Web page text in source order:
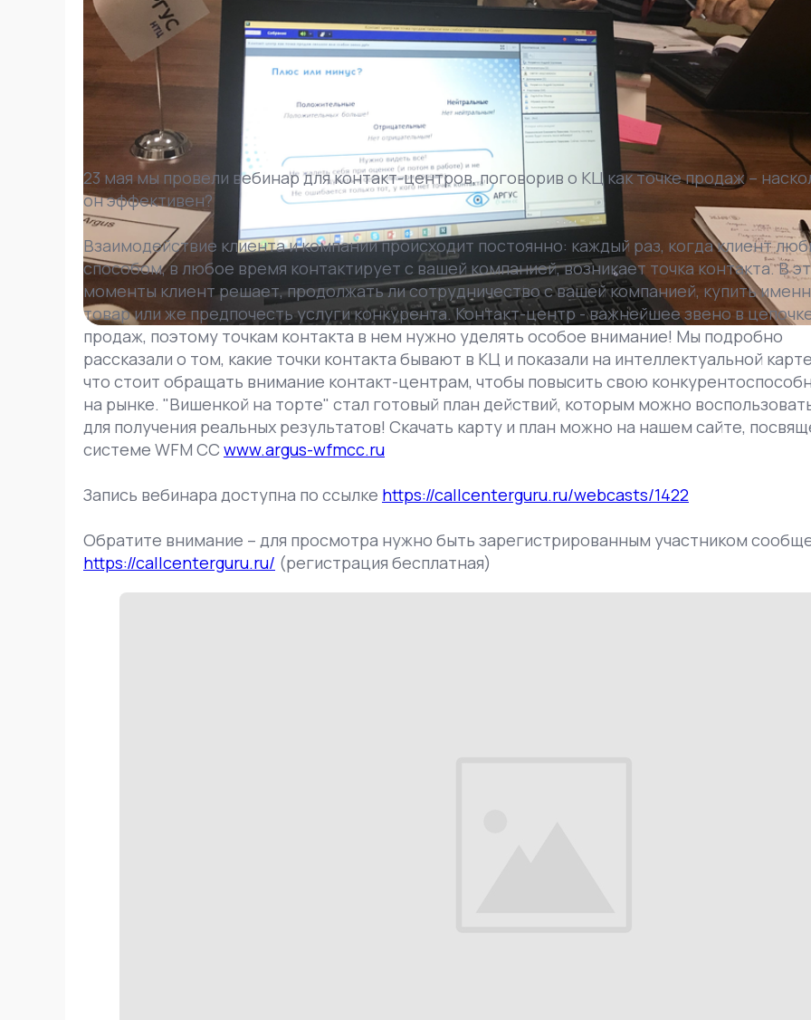
23 мая мы провели вебинар для контакт-центров, поговорив о КЦ как точке продаж –
он эффективен?
Взаимодействие клиента и компании происходит постоянно: каждый раз, когда клиент
способом, в любое время контактирует с вашей компанией, возникает точка контакта. В
моменты клиент решает, продолжать ли сотрудничество с вашей компанией, купить
товар или же предпочесть услуги конкурента. Контакт-центр - важнейшее звено в
продаж, поэтому точкам контакта в нем нужно уделять особое внимание! Мы подробно
рассказали о том, какие точки контакта бывают в КЦ и показали на интеллектуальной
что стоит обращать внимание контакт-центрам, чтобы повысить свою
на рынке. "Вишенкой на торте" стал готовый план действий, которым можно
для получения реальных результатов! Скачать карту и план можно на нашем сайте,
системе WFM CC www.argus-wfmcc.ru
Запись вебинара доступна по ссылке https://callcenterguru.ru/webcasts/1422
Обратите внимание – для просмотра нужно быть зарегистрированным участником
https://callcenterguru.ru/ (регистрация бесплатная)